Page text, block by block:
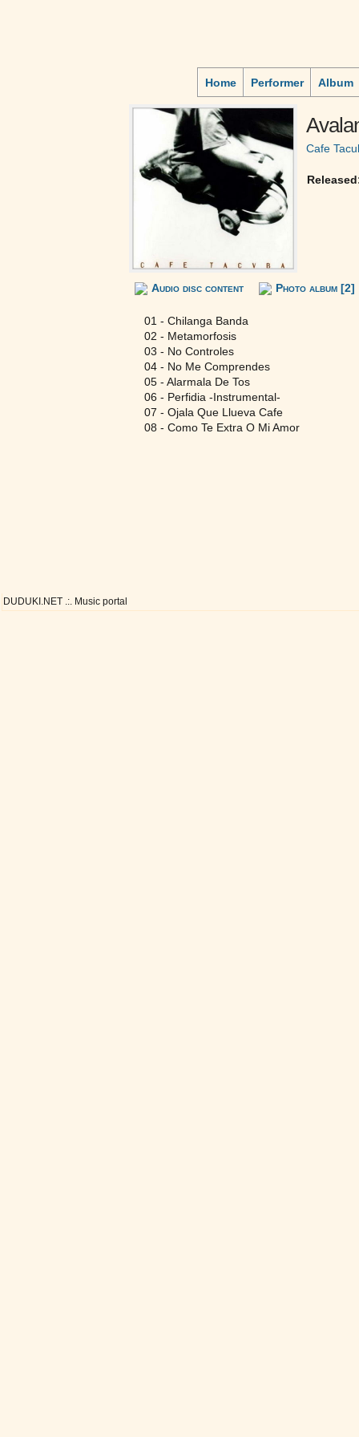
Home Performer Album
Cafe
Audio disc content Photo album [2]
01 - Chilanga Banda
02 - Metamorfosis
03 - No Controles
04 - No Me Comprendes
05 - Alarmala De Tos
06 - Perfidia -Instrumental-
07 - Ojala Que Llueva Cafe
08 - Como Te Extra O Mi Amor
DUDUKI.NET .:. Music portal